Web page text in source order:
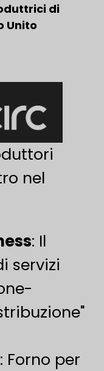
di
Unito
nel
​: Il
servizi
​: Forno per